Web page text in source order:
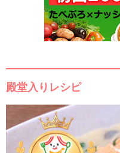
殿堂入りレシピ